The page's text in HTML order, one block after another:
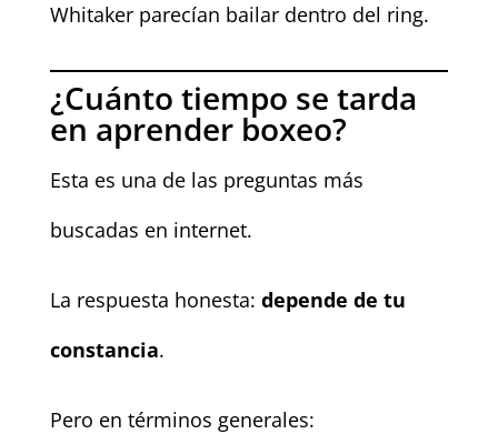
Whitaker parecían bailar dentro del ring.
¿Cuánto tiempo se tarda
en aprender boxeo?
Esta es una de las preguntas más
buscadas en internet.
La respuesta honesta: depende de tu
constancia.
Pero en términos generales: